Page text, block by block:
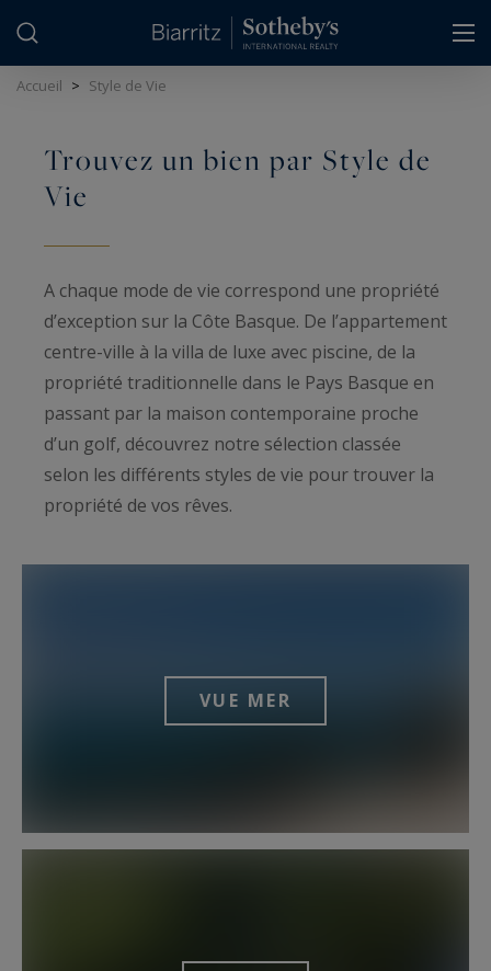
Accueil > Style de Vie
Trouvez un bien par Style de
Vie
A chaque mode de vie correspond une propriété
d’exception sur la Côte Basque. De l’appartement
centre-ville à la villa de luxe avec piscine, de la
propriété traditionnelle dans le Pays Basque en
passant par la maison contemporaine proche
d’un golf, découvrez notre sélection classée
selon les différents styles de vie pour trouver la
propriété de vos rêves.
VUE MER